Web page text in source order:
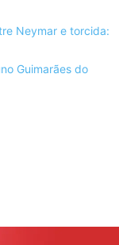
Neymar e torcida:
Guimarães do